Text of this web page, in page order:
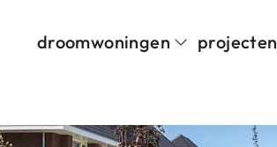
droomwoningen projecten